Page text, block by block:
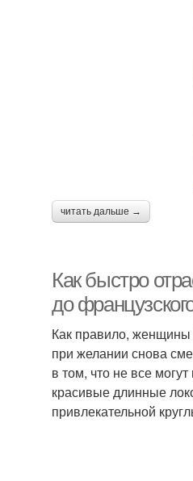
читать дальше →
Как быстро
до
Как правило, женщины
при желании снова
в том, что не все
красивые длинные
привлекательной